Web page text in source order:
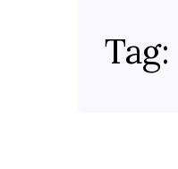
Tag: